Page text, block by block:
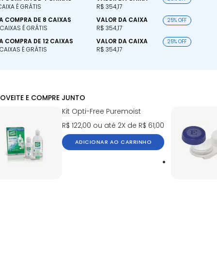
É GRÁTIS
R$ 354,17
COMPRA DE 8 CAIXAS
É GRÁTIS
VALOR DA CAIXA
R$ 354,17
25% OFF
COMPRA DE 12 CAIXAS
É GRÁTIS
VALOR DA CAIXA
R$ 354,17
25% OFF
E COMPRE JUNTO
Kit Opti-Free Puremoist
R$ 122,00 ou até 2X de R$ 61,00
ADICIONAR AO CARRINHO